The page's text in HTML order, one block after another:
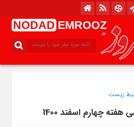
NODAD EMROOZ
.ir
زیست
چهارم اسفند 1400